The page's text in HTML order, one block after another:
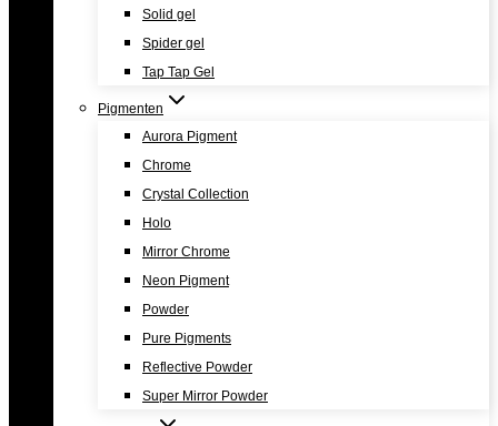
Solid gel
Spider gel
Tap Tap Gel
Pigmenten
Aurora Pigment
Chrome
Crystal Collection
Holo
Mirror Chrome
Neon Pigment
Powder
Pure Pigments
Reflective Powder
Super Mirror Powder